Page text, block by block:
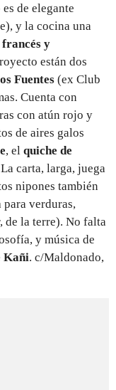
de elegante
y la cocina una
y
están dos
Fuentes (ex Club
Cuenta con
con atún rojo y
de aires galos
, el quiche de
carta, larga, juega
nipones también
verduras,
de la terre). No falta
y música de
Kañi. c/Maldonado,